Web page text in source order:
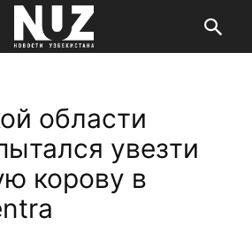
области
увезти
корову в